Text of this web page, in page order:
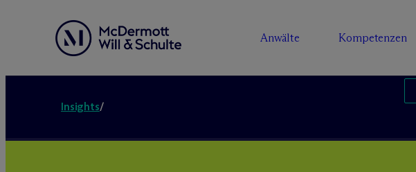
Anwälte Kompetenzen
Insights/